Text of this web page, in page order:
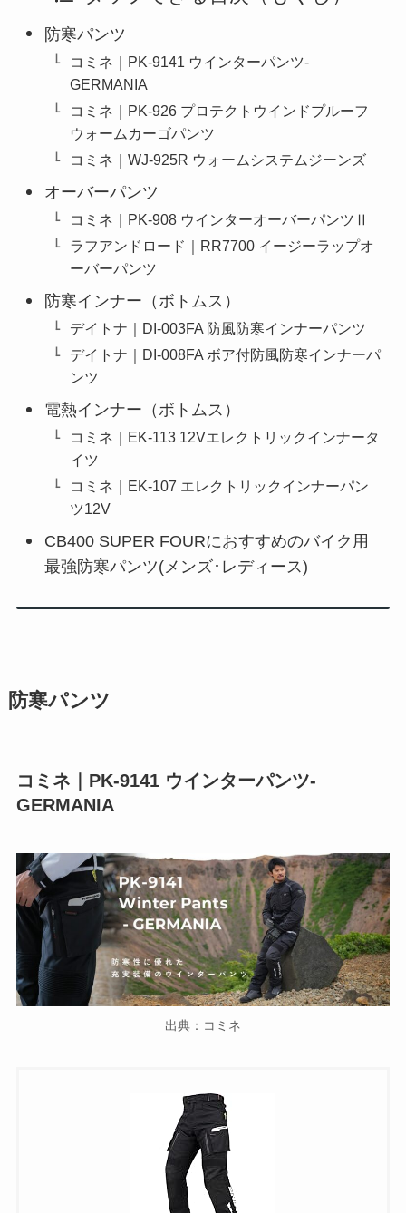
防寒パンツ
コミネ｜PK-9141 ウインターパンツ-
GERMANIA
コミネ｜PK-926 プロテクトウインドプルーフ
ウォームカーゴパンツ
コミネ｜WJ-925R ウォームシステムジーンズ
オーバーパンツ
コミネ｜PK-908 ウインターオーバーパンツⅡ
ラフアンドロード｜RR7700 イージーラップオ
ーバーパンツ
防寒インナー（ボトムス）
デイトナ｜DI-003FA 防風防寒インナーパンツ
デイトナ｜DI-008FA ボア付防風防寒インナーパ
ンツ
電熱インナー（ボトムス）
コミネ｜EK-113 12Vエレクトリックインナータ
イツ
コミネ｜EK-107 エレクトリックインナーパン
ツ12V
CB400 SUPER FOURにおすすめのバイク用
最強防寒パンツ(メンズ･レディース)
防寒パンツ
コミネ｜PK-9141 ウインターパンツ-
GERMANIA
出典：コミネ